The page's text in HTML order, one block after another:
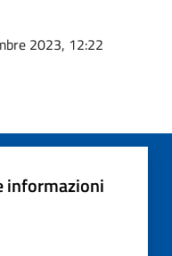
2023, 12:22
informazioni